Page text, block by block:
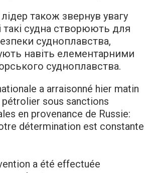
також звернув увагу
такі судна створюють для
судноплавства,
навіть елементарними
судноплавства.
a arraisonné hier matin
pétrolier sous sanctions
en provenance de Russie:
détermination est constante
a été effectuée